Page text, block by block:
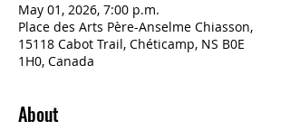
May 01, 2026, 7:00 p.m.
Place des Arts Père-Anselme Chiasson,
15118 Cabot Trail, Chéticamp, NS B0E
1H0, Canada
About